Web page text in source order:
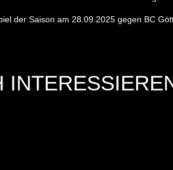
der Saison am 28.09.2025 gegen BC